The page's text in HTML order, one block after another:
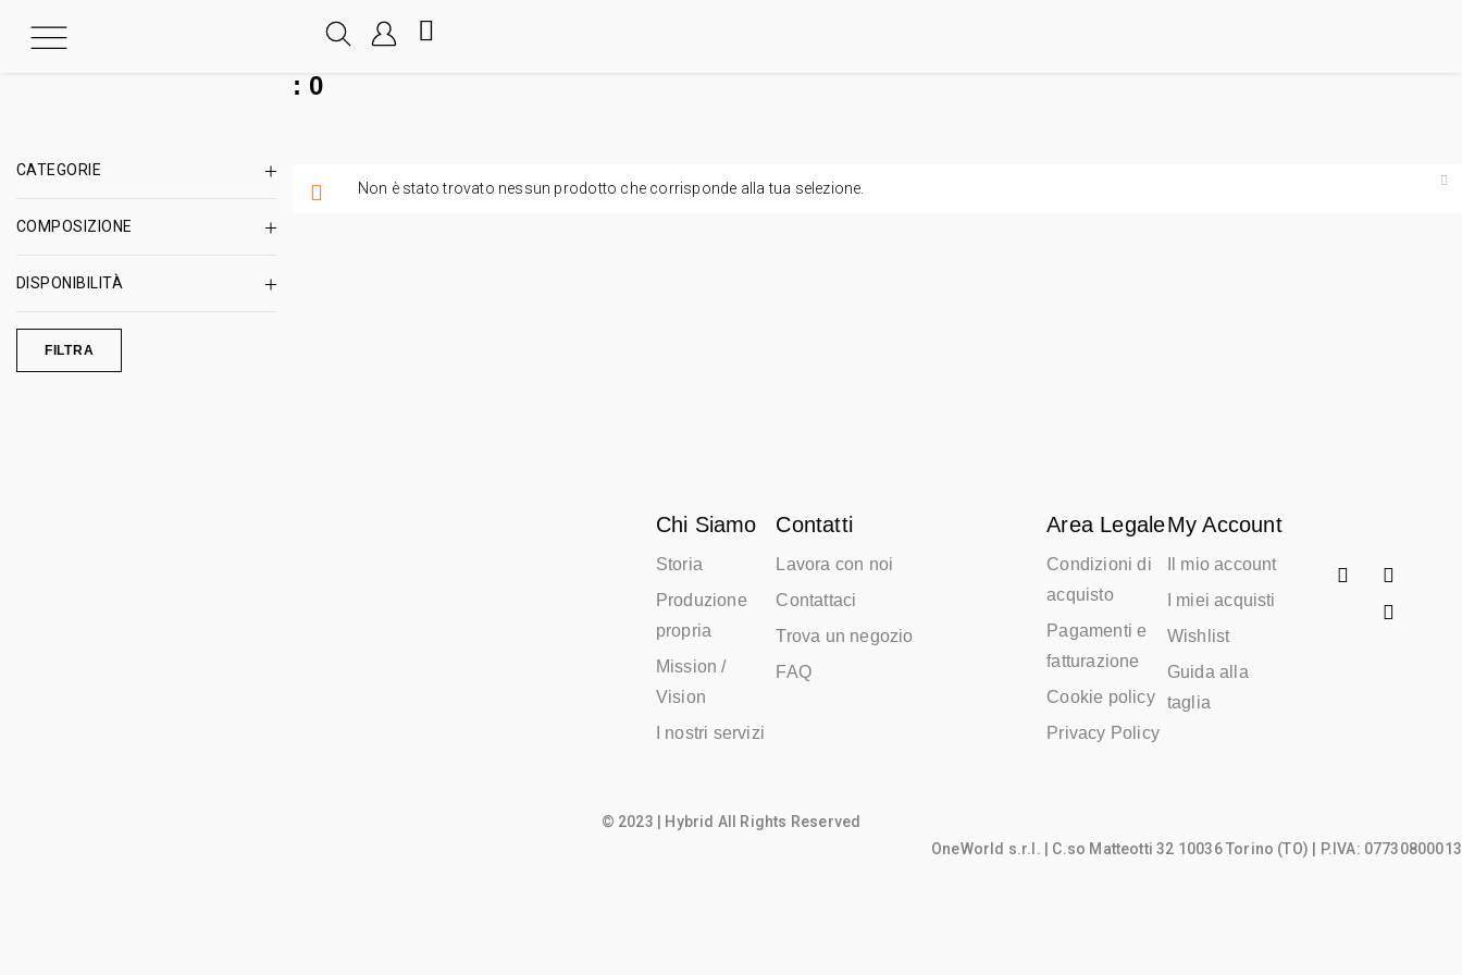
: 0
CATEGORIE
COMPOSIZIONE
DISPONIBILITÀ
FILTRA
Non è stato trovato nessun prodotto che corrisponde alla tua selezione.
Chi Siamo
Storia
Produzione
propria
Mission /
Vision
I nostri servizi
Contatti
Lavora con noi
Contattaci
Trova un negozio
FAQ
Area Legale
Condizioni di
acquisto
Pagamenti e
fatturazione
Cookie policy
Privacy Policy
My Account
Il mio account
I miei acquisti
Wishlist
Guida alla
taglia
© 2023 | Hybrid All Rights Reserved
OneWorld s.r.l.
| C.so Matteotti 32 10036 Torino (TO) | P.IVA: 07730800013